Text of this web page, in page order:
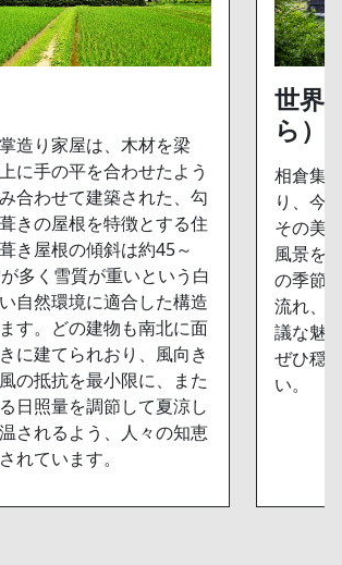
造り家屋は、木材を梁
に手の平を合わせたよう
合わせて建築された、勾
きの屋根を特徴とする住
き屋根の傾斜は約45～
多く雪質が重いという白
自然環境に適合した構造
す。どの建物も南北に面
に建てられおり、風向き
の抵抗を最小限に、また
日照量を調節して夏涼し
されるよう、人々の知恵
れています。
世界
ら）
相倉集
り、今
その美
風景を
の季節
流れ、
議な魅
ぜひ穏
い。